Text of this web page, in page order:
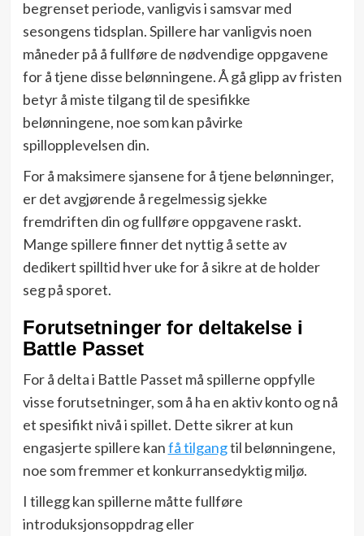
begrenset periode, vanligvis i samsvar med
sesongens tidsplan. Spillere har vanligvis noen
måneder på å fullføre de nødvendige oppgavene
for å tjene disse belønningene. Å gå glipp av fristen
betyr å miste tilgang til de spesifikke
belønningene, noe som kan påvirke
spillopplevelsen din.
For å maksimere sjansene for å tjene belønninger,
er det avgjørende å regelmessig sjekke
fremdriften din og fullføre oppgavene raskt.
Mange spillere finner det nyttig å sette av
dedikert spilltid hver uke for å sikre at de holder
seg på sporet.
Forutsetninger for deltakelse i
Battle Passet
For å delta i Battle Passet må spillerne oppfylle
visse forutsetninger, som å ha en aktiv konto og nå
et spesifikt nivå i spillet. Dette sikrer at kun
engasjerte spillere kanfå tilgangtil belønningene,
noe som fremmer et konkurransedyktig miljø.
I tillegg kan spillerne måtte fullføre
introduksjonsoppdrag eller